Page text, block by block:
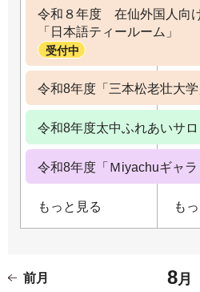
令和８年度 在仙外国人向
「日本語ティールーム」
受付中
令和8年度「三本松老壮大学
令和8年度太中ふれあいサロ
令和8年度「Ｍiyachuギャラ
もっと見る も
前月 8月